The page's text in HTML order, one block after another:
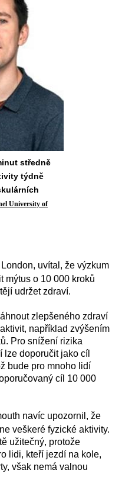
středně
týdně
University of
uvítal, že výzkum
mýtus o 10 000 kroků
udržet zdraví.
zlepšeného zdraví
například zvýšením
Pro snížení rizika
doporučit jako cíl
bude pro mnoho lidí
cíl 10 000
navíc upozornil, že
veškeré fyzické aktivity.
užitečný, protože
lidi, kteří jezdí na kole,
však nemá valnou